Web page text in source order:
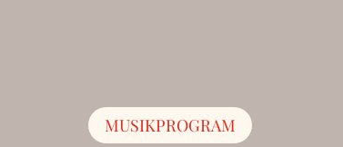
MUSIKPROGRAM